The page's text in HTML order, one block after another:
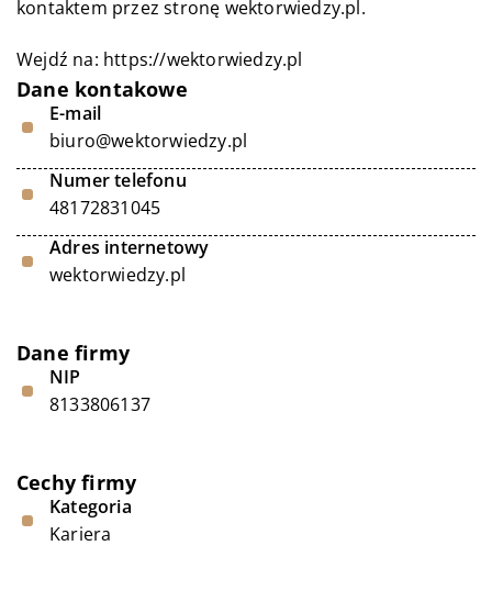
kontaktem przez stronę wektorwiedzy.pl.
Wejdź na: https://wektorwiedzy.pl
Dane kontakowe
E-mail
biuro@wektorwiedzy.pl
Numer telefonu
48172831045
Adres internetowy
wektorwiedzy.pl
Dane firmy
NIP
8133806137
Cechy firmy
Kategoria
Kariera